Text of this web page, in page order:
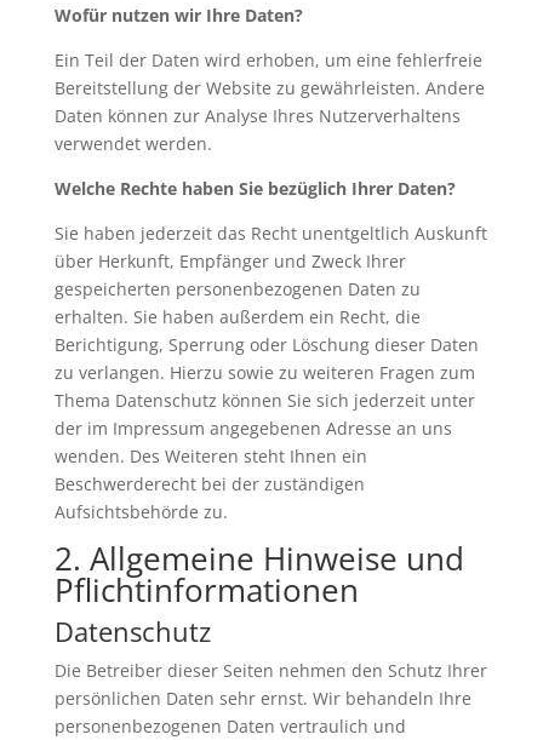
Wofür nutzen wir Ihre Daten?
Ein Teil der Daten wird erhoben, um eine fehlerfreie
Bereitstellung der Website zu gewährleisten. Andere
Daten können zur Analyse Ihres Nutzerverhaltens
verwendet werden.
Welche Rechte haben Sie bezüglich Ihrer Daten?
Sie haben jederzeit das Recht unentgeltlich Auskunft
über Herkunft, Empfänger und Zweck Ihrer
gespeicherten personenbezogenen Daten zu
erhalten. Sie haben außerdem ein Recht, die
Berichtigung, Sperrung oder Löschung dieser Daten
zu verlangen. Hierzu sowie zu weiteren Fragen zum
Thema Datenschutz können Sie sich jederzeit unter
der im Impressum angegebenen Adresse an uns
wenden. Des Weiteren steht Ihnen ein
Beschwerderecht bei der zuständigen
Aufsichtsbehörde zu.
2. Allgemeine Hinweise und
Pflichtinformationen
Datenschutz
Die Betreiber dieser Seiten nehmen den Schutz Ihrer
persönlichen Daten sehr ernst. Wir behandeln Ihre
personenbezogenen Daten vertraulich und